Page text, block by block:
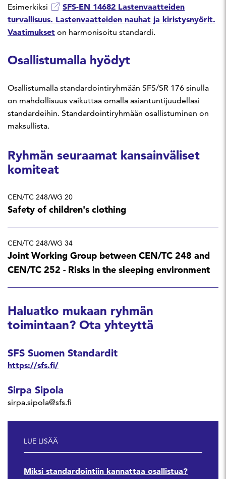
Esimerkiksi
SFS-EN 14682 Lastenvaatteiden
turvallisuus. Lastenvaatteiden nauhat ja kiristysnyörit.
Vaatimukset on harmonisoitu standardi.
Osallistumalla hyödyt
Osallistumalla standardointiryhmään SFS/SR 176 sinulla
on mahdollisuus vaikuttaa omalla asiantuntijuudellasi
standardeihin. Standardointiryhmään osallistuminen on
maksullista.
Ryhmän seuraamat kansainväliset
komiteat
CEN/TC 248/WG 20
Safety of children's clothing
CEN/TC 248/WG 34
Joint Working Group between CEN/TC 248 and
CEN/TC 252 - Risks in the sleeping environment
Haluatko mukaan ryhmän
toimintaan? Ota yhteyttä
SFS Suomen Standardit
https://sfs.fi/
Sirpa Sipola
sirpa.sipola@sfs.fi
LUE LISÄÄ
Miksi standardointiin kannattaa osallistua?